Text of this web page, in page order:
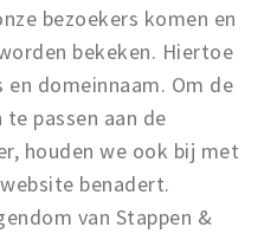
bezoekers komen en
bekeken. Hiertoe
domeinnaam. Om de
passen aan de
houden we ook bij met
benadert.
van Stappen &